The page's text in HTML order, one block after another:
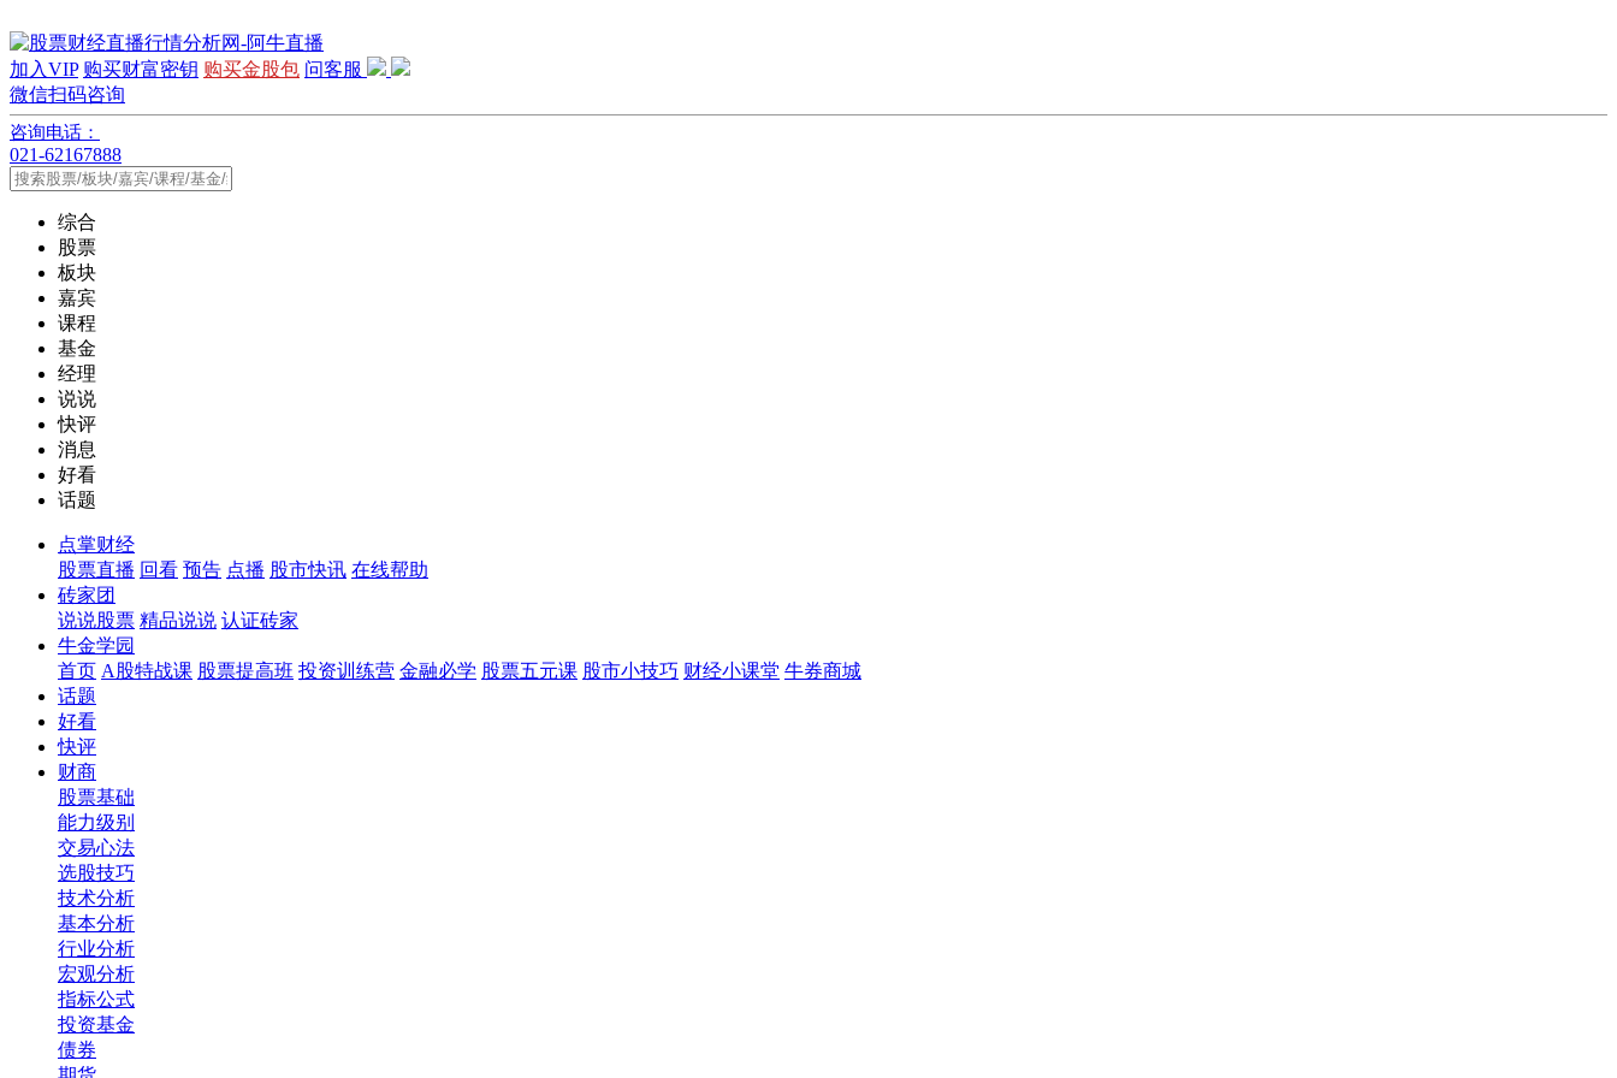
加入VIP 购买财富密钥 购买金股包 问客服
微信扫码咨询
咨询电话：
021-62167888
综合
股票
板块
嘉宾
课程
基金
经理
说说
快评
消息
好看
话题
点掌财经
股票直播 回看 预告 点播 股市快讯 在线帮助
砖家团
说说股票 精品说说 认证砖家
牛金学园
首页 A股特战课 股票提高班 投资训练营 金融必学 股票五元课 股市小技巧 财经小课堂 牛券商城
话题
好看
快评
财商
股票基础
能力级别
交易心法
选股技巧
技术分析
基本分析
行业分析
宏观分析
指标公式
投资基金
债券